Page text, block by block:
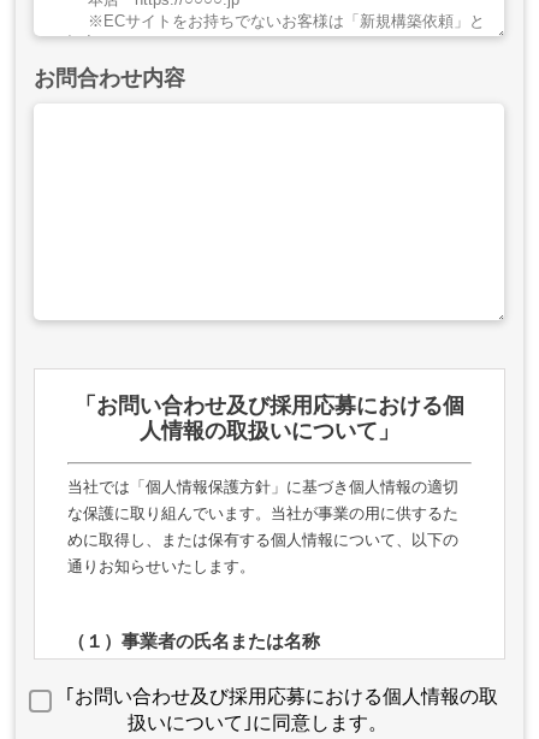
お問合わせ内容
「お問い合わせ及び採用応募における個
人情報の取扱いについて」
当社では「個人情報保護方針」に基づき個人情報の適切
な保護に取り組んでいます。当社が事業の用に供するた
めに取得し、または保有する個人情報について、以下の
通りお知らせいたします。
（１）事業者の氏名または名称
株式会社Crescent
｢お問い合わせ及び採用応募における個人情報の取
扱いについて｣に同意します。